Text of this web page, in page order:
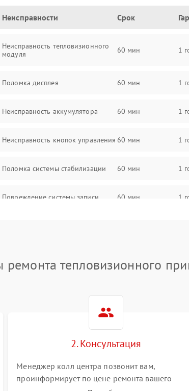
Неисправности Срок
Неисправность тепловизионного
модуля
60 мин 1
Поломка дисплея 60 мин 1
Неисправность аккумулятора 60 мин 1
Неисправность кнопок управления 60 мин 1
Поломка системы стабилизации 60 мин 1
Повреждение системы записи 60 мин 1
автоматического отключения
короткого замыкания
ремонта тепловизионного
2. Консультация
Менеджер колл центра позвонит вам,
проинформирует по цене ремонта вашего